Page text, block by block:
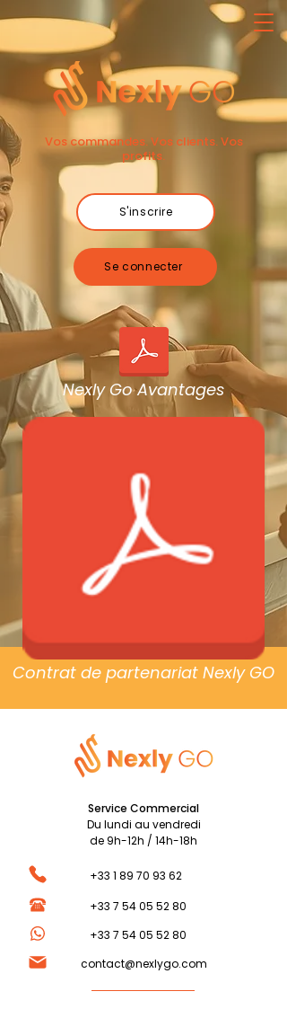
Se connecter
Vos commandes. Vos clients. Vos
profits.
S'inscrire
Nexly Go Avantages
Contrat de partenariat Nexly GO
Service Commercial
Du lundi au vendredi
de 9h-12h / 14h-18h
+33 1 89 70 93 62
+33 7 54 05 52 80
+33 7 54 05 52 80
contact@nexlygo.com